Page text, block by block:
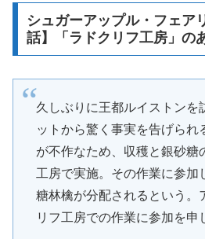
シュガーアップル・フェア
話】「ラドクリフ工房」の
久しぶりに王都ルイストンを
ットから驚く事実を告げられ
が不作なため、収穫と銀砂糖
工房で実施。その作業に参加
糖林檎が分配されるという。
リフ工房での作業に参加を